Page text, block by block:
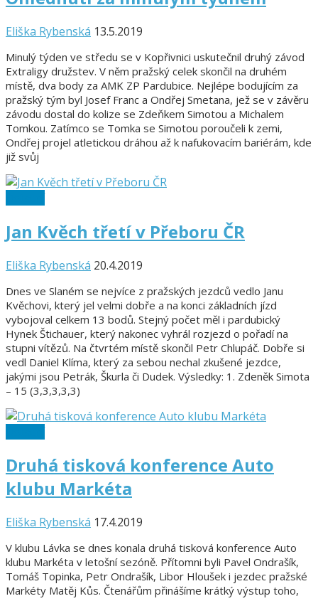
Eliška Rybenská 13.5.2019
Minulý týden ve středu se v Kopřivnici uskutečnil druhý závod
Extraligy družstev. V něm pražský celek skončil na druhém
místě, dva body za AMK ZP Pardubice. Nejlépe bodujícím za
pražský tým byl Josef Franc a Ondřej Smetana, jež se v závěru
závodu dostal do kolize se Zdeňkem Simotou a Michalem
Tomkou. Zatímco se Tomka se Simotou poroučeli k zemi,
Ondřej projel atletickou dráhou až k nafukovacím bariérám, kde
již svůj
Jan Kvěch třetí v Přeboru ČR
Eliška Rybenská 20.4.2019
Dnes ve Slaném se nejvíce z pražských jezdců vedlo Janu
Kvěchovi, který jel velmi dobře a na konci základních jízd
vybojoval celkem 13 bodů. Stejný počet měl i pardubický
Hynek Štichauer, který nakonec vyhrál rozjezd o pořadí na
stupni vítězů. Na čtvrtém místě skončil Petr Chlupáč. Dobře si
vedl Daniel Klíma, který za sebou nechal zkušené jezdce,
jakými jsou Petrák, Škurla či Dudek. Výsledky: 1. Zdeněk Simota
– 15 (3,3,3,3,3)
Druhá tisková konference Auto
klubu Markéta
Eliška Rybenská 17.4.2019
V klubu Lávka se dnes konala druhá tisková konference Auto
klubu Markéta v letošní sezóně. Přítomni byli Pavel Ondrašík,
Tomáš Topinka, Petr Ondrašík, Libor Hloušek i jezdec pražské
Markéty Matěj Kůs. Čtenářům přinášíme krátký výstup toho,